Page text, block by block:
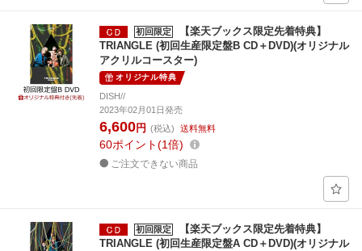
初回限定
【楽天ブックス限定先着特典】
TRIANGLE (初回生産限定盤B CD＋DVD)(オリジナル
アクリルコースター)
オリジナル特典
DISH//
2023年02月01日発売
6,600円 (税込) 送料無料
60ポイント 1倍
ご注文できない商品
初回限定
【楽天ブックス限定先着特典】
TRIANGLE (初回生産限定盤A CD＋DVD)(オリジナル